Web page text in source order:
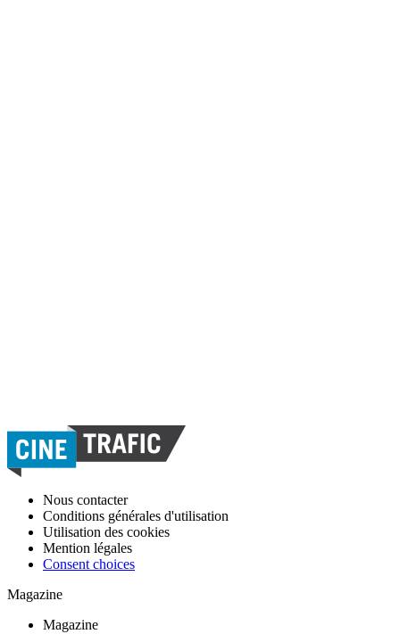
Nous contacter
Conditions générales d'utilisation
Utilisation des cookies
Mention légales
Consent choices
Magazine
Magazine